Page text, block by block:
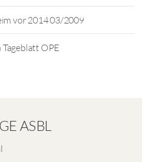
vor 2014 03/2009
OPE
ASBL